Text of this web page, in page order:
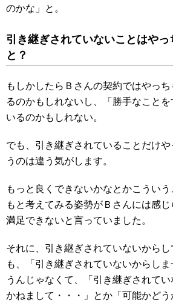
のかな」と。
引き継ぎされていないことはやっ
と？
もしかしたらＢさんの契約ではやっ
るのかもしれないし、「勝手なこと
いるのかもしれない。
でも、引き継ぎされていることだけ
うのは違う気がします。
もっと良くできないかなとかこうい
もと考えてみる姿勢がＢさんには感
満足できないと言っていました。
それに、引き継ぎされていないから
も、「引き継ぎされていないからし
うんじゃなくて、「引き継ぎされて
かねまして・・・」とか「可能かど